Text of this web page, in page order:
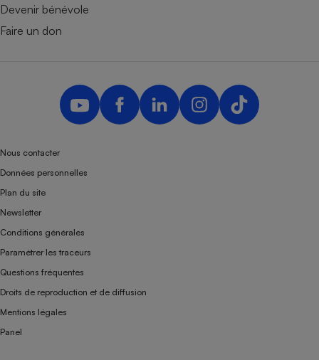
Devenir bénévole
Faire un don
Nous contacter
Données personnelles
Plan du site
Newsletter
Conditions générales
Paramétrer les traceurs
Questions fréquentes
Droits de reproduction et de diffusion
Mentions légales
Panel